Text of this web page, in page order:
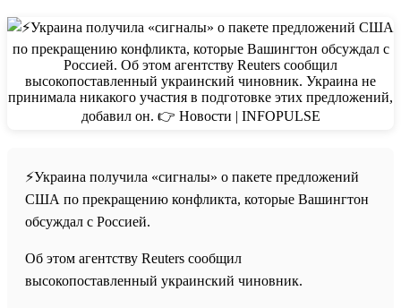
⚡️Украина получила «сигналы» о пакете предложений
США по прекращению конфликта, которые Вашингтон
обсуждал с Россией.
Об этом агентству Reuters сообщил
высокопоставленный украинский чиновник.